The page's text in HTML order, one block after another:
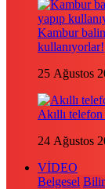
Kambur
kullanıyorlar!
25 Ağustos
Akıllı
24 Ağustos
VİDEO
Belgesel